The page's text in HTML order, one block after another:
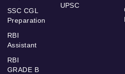
SSC CGL
Preparation
RBI
Assistant
RBI
GRADE B
UPSC